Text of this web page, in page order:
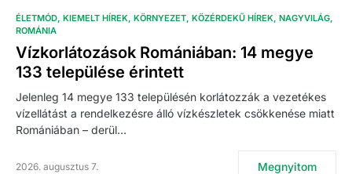
ÉLETMÓD KIEMELT HÍREK KÖRNYEZET KÖZÉRDEKŰ HÍREK NAGYVILÁG
ROMÁNIA
Vízkorlátozások Romániában: 14 megye
133 települése érintett
Jelenleg 14 megye 133 településén korlátozzák a vezetékes
vízellátást a rendelkezésre álló vízkészletek csökkenése miatt
Romániában – derül…
2026. augusztus 7. Megnyitom